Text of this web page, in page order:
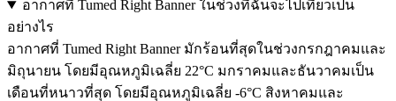
อากาศที่ Tumed Right Banner ในช่วงที่ฉันจะไปเที่ยวเป็น
อย่างไร
อากาศที่ Tumed Right Banner มักร้อนที่สุดในช่วงกรกฎาคมและ
มิถุนายน โดยมีอุณหภูมิเฉลี่ย 22°C มกราคมและธันวาคมเป็น
เดือนที่หนาวที่สุด โดยมีอุณหภูมิเฉลี่ย -6°C สิงหาคมและ